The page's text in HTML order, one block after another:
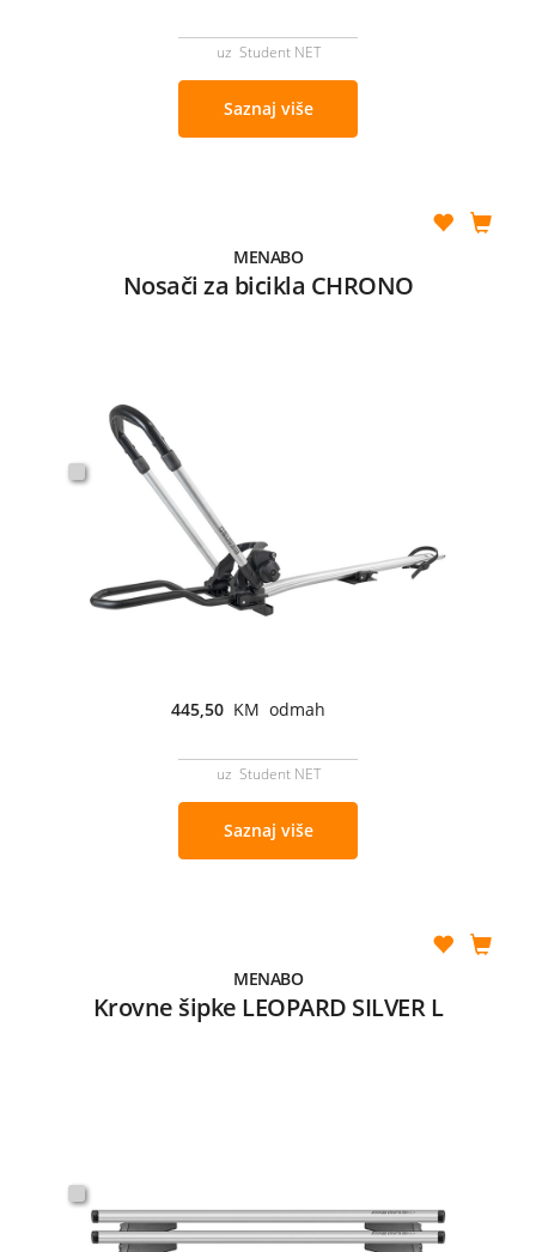
uz Student NET
Saznaj više
MENABO
Nosači za bicikla CHRONO
445,50 KM odmah
uz Student NET
Saznaj više
MENABO
Krovne šipke LEOPARD SILVER L